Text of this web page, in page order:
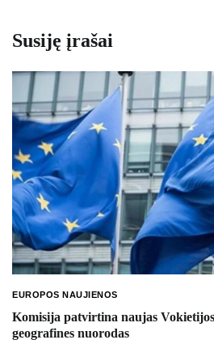
Susiję įrašai
EUROPOS NAUJIENOS
Komisija patvirtina naujas
geografines nuorodas